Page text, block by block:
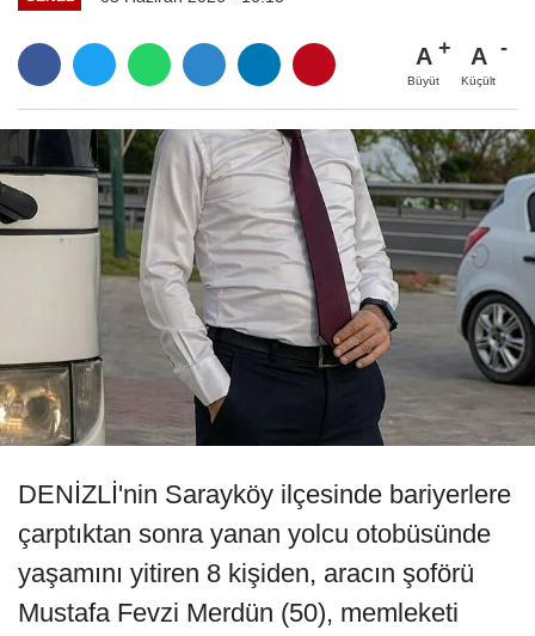
A
Büyüt
A
Küçült
DENİZLİ'nin Sarayköy ilçesinde bariyerlere
çarptıktan sonra yanan yolcu otobüsünde
yaşamını yitiren 8 kişiden, aracın şoförü
Mustafa Fevzi Merdün (50), memleketi